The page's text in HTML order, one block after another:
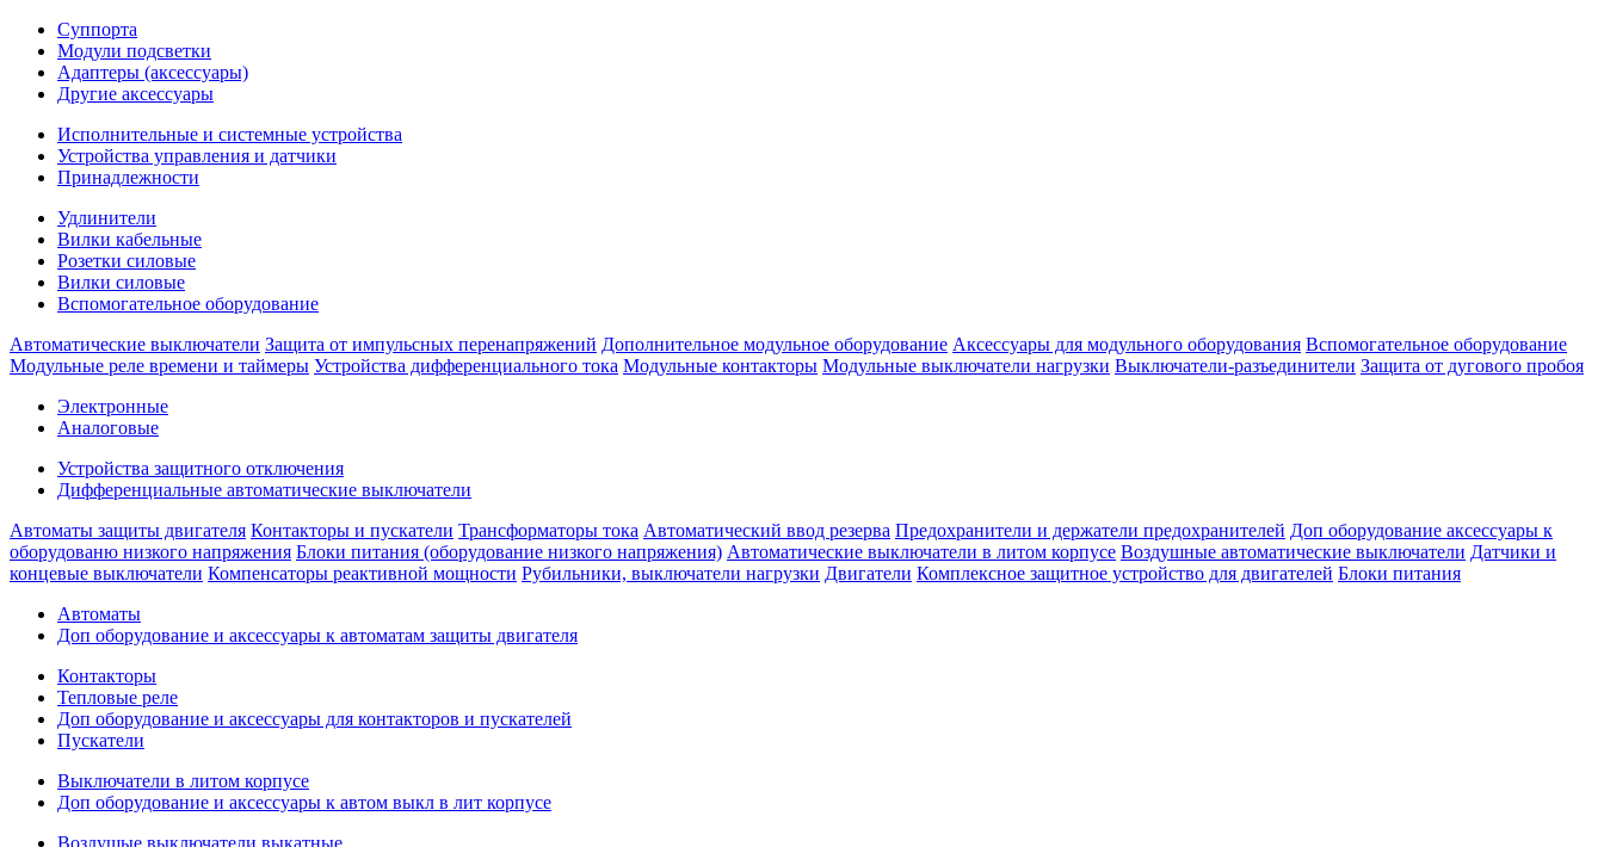
Суппорта
Модули подсветки
Адаптеры (аксессуары)
Другие аксессуары
Исполнительные и системные устройства
Устройства управления и датчики
Принадлежности
Удлинители
Вилки кабельные
Розетки силовые
Вилки силовые
Вспомогательное оборудование
Автоматические выключатели Защита от импульсных перенапряжений Дополнительное модульное оборудование Аксессуары для модульного оборудования Вспомогательное оборудование
Модульные реле времени и таймеры Устройства дифференциального тока Модульные контакторы Модульные выключатели нагрузки Выключатели-разъединители Защита от дугового пробоя
Электронные
Аналоговые
Устройства защитного отключения
Дифференциальные автоматические выключатели
Автоматы защиты двигателя Контакторы и пускатели Трансформаторы тока Автоматический ввод резерва Предохранители и держатели предохранителей Доп оборудование аксессуары к
оборудованю низкого напряжения Блоки питания (оборудование низкого напряжения) Автоматические выключатели в литом корпусе Воздушные автоматические выключатели Датчики и
концевые выключатели Компенсаторы реактивной мощности Рубильники, выключатели нагрузки Двигатели Комплексное защитное устройство для двигателей Блоки питания
Автоматы
Доп оборудование и аксессуары к автоматам защиты двигателя
Контакторы
Тепловые реле
Доп оборудование и аксессуары для контакторов и пускателей
Пускатели
Выключатели в литом корпусе
Доп оборудование и аксессуары к автом выкл в лит корпусе
Воздушые выключатели выкатные